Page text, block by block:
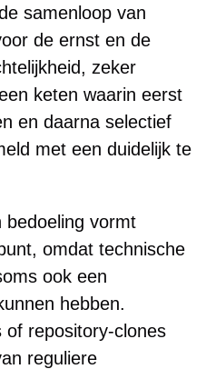
samenloop van
de ernst en de
zeker
keten waarin eerst
en daarna selectief
met een duidelijk te
bedoeling vormt
omdat technische
ook een
hebben.
of repository-clones
reguliere